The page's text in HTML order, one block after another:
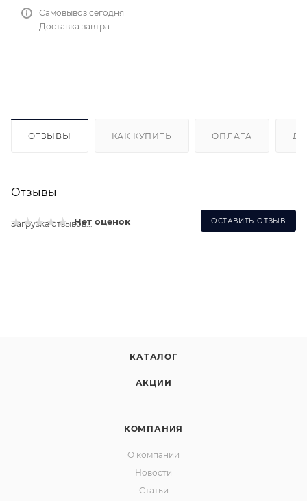
Самовывоз сегодня
Доставка завтра
ОТЗЫВЫ КАК КУПИТЬ ОПЛАТА
Отзывы
Нет оценок ОСТАВИТЬ ОТЗЫВ
Загрузка отзывов...
КАТАЛОГ
АКЦИИ
КОМПАНИЯ
О компании
Новости
Статьи